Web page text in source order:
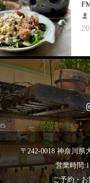
FMやまとに
ました！
2026.03.28
〒242-0018 神奈川県
営業時間
ご予約・お